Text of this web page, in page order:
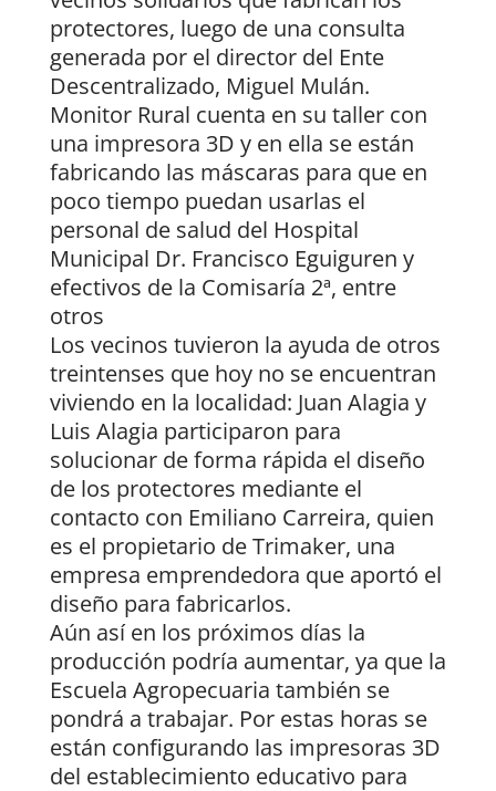
protectores, luego de una consulta
generada por el director del Ente
Descentralizado, Miguel Mulán.
Monitor Rural cuenta en su taller con
una impresora 3D y en ella se están
fabricando las máscaras para que en
poco tiempo puedan usarlas el
personal de salud del Hospital
Municipal Dr. Francisco Eguiguren y
efectivos de la Comisaría 2ª, entre
otros
Los vecinos tuvieron la ayuda de otros
treintenses que hoy no se encuentran
viviendo en la localidad: Juan Alagia y
Luis Alagia participaron para
solucionar de forma rápida el diseño
de los protectores mediante el
contacto con Emiliano Carreira, quien
es el propietario de Trimaker, una
empresa emprendedora que aportó el
diseño para fabricarlos.
Aún así en los próximos días la
producción podría aumentar, ya que la
Escuela Agropecuaria también se
pondrá a trabajar. Por estas horas se
están configurando las impresoras 3D
del establecimiento educativo para